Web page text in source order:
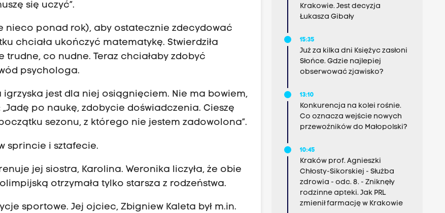
się uczyć”.
nieco ponad rok), aby ostatecznie zdecydować
chciała ukończyć matematykę. Stwierdziła
trudne, co nudne. Teraz chciałaby zdobyć
psychologa.
igrzyska jest dla niej osiągnięciem. Nie ma bowiem,
po naukę, zdobycie doświadczenia. Cieszę
sezonu, z którego nie jestem zadowolona”.
sprincie i sztafecie.
jej siostra, Karolina. Weronika liczyła, że obie
otrzymała tylko starsza z rodzeństwa.
sportowe. Jej ojciec, Zbigniew Kaleta był m.in.
Krakowie. Jest decyzja
Łukasza Gibały
15:35
Już za kilka dni Księżyc zasłoni
Słońce. Gdzie najlepiej
obserwować zjawisko?
13:10
Konkurencja na kolei rośnie.
Co oznacza wejście nowych
przewoźników do Małopolski?
10:45
Kraków prof. Agnieszki
Chłosty-Sikorskiej - Służba
zdrowia - odc. 8. - Zniknęły
rodzinne apteki. Jak PRL
zmienił farmację w Krakowie